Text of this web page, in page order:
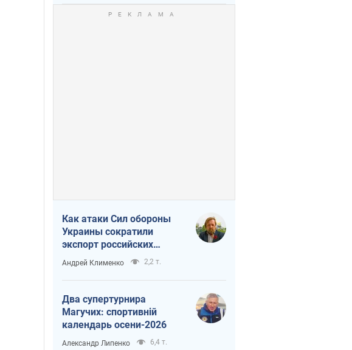
Как атаки Сил обороны
Украины сократили
экспорт российских
нефтепродуктов
Андрей Клименко 2,2 т.
Два супертурнира
Магучих: спортивній
календарь осени-2026
Александр Липенко 6,4 т.